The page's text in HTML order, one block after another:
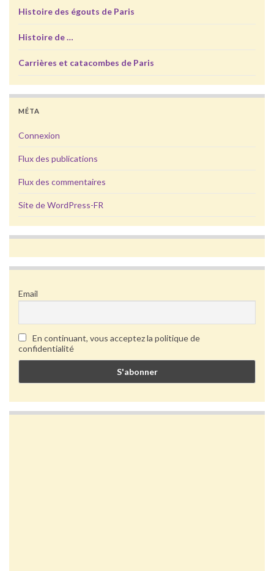
Histoire des égouts de Paris
Histoire de …
Carrières et catacombes de Paris
MÉTA
Connexion
Flux des publications
Flux des commentaires
Site de WordPress-FR
Email
En continuant, vous acceptez la politique de
confidentialité